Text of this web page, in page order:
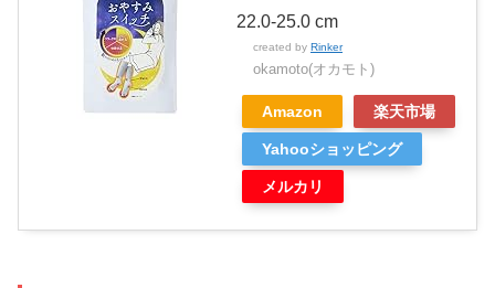
22.0-25.0 cm
created by Rinker
okamoto(オカモト)
Amazon 楽天市場
Yahooショッピング
メルカリ